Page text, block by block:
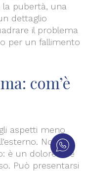
pubertà, una
dettaglio
il problema
per un fallimento
com’è
aspetti meno
Non è il
è un dolore che
Può presentarsi